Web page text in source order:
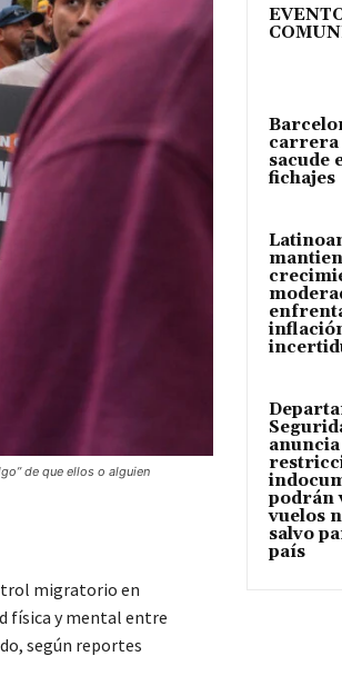
de que ellos o alguien
migratorio en
física y mental entre
según reportes
carrera
sacude
fichajes
podrán
vuelos
salvo
país